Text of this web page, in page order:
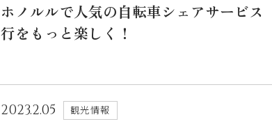
ホノルルで人気の自転車シェアサービ
行をもっと楽しく！
2023.2.05 観光情報